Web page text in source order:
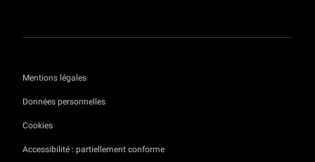
Mentions légales
Données personnelles
Cookies
Accessibilité : partiellement conforme